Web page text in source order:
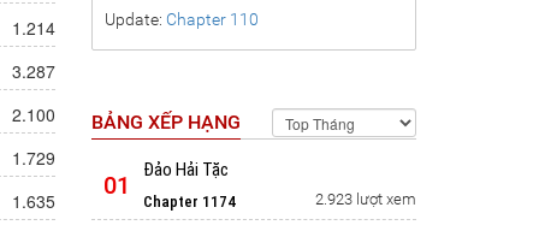
1.214
3.287
2.100
1.729
1.635
Update: Chapter 110
BẢNG XẾP HẠNG
01
Đảo Hải Tặc
Chapter 1174 2.923 lượt xem